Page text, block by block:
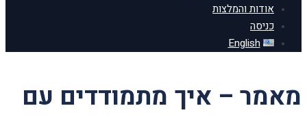
אודות והמלצות
כניסה
English
מאמר – איך מתמודדים עם